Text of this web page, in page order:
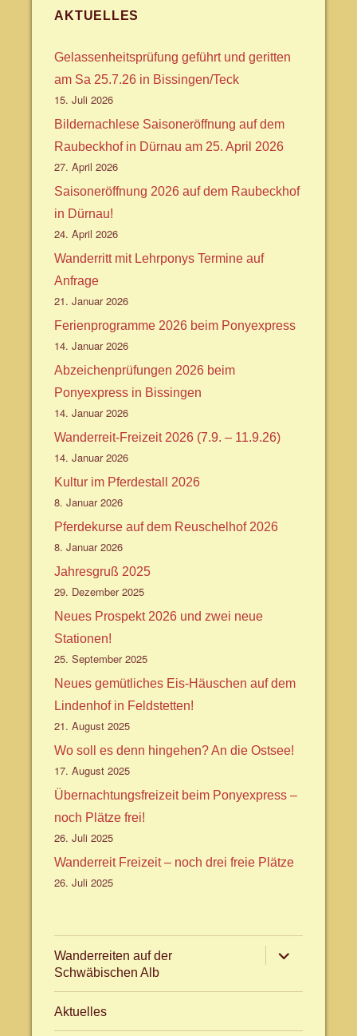
AKTUELLES
Gelassenheitsprüfung geführt und geritten
am Sa 25.7.26 in Bissingen/Teck
15. Juli 2026
Bildernachlese Saisoneröffnung auf dem
Raubeckhof in Dürnau am 25. April 2026
27. April 2026
Saisoneröffnung 2026 auf dem Raubeckhof
in Dürnau!
24. April 2026
Wanderritt mit Lehrponys Termine auf
Anfrage
21. Januar 2026
Ferienprogramme 2026 beim Ponyexpress
14. Januar 2026
Abzeichenprüfungen 2026 beim
Ponyexpress in Bissingen
14. Januar 2026
Wanderreit-Freizeit 2026 (7.9. – 11.9.26)
14. Januar 2026
Kultur im Pferdestall 2026
8. Januar 2026
Pferdekurse auf dem Reuschelhof 2026
8. Januar 2026
Jahresgruß 2025
29. Dezember 2025
Neues Prospekt 2026 und zwei neue
Stationen!
25. September 2025
Neues gemütliches Eis-Häuschen auf dem
Lindenhof in Feldstetten!
21. August 2025
Wo soll es denn hingehen? An die Ostsee!
17. August 2025
Übernachtungsfreizeit beim Ponyexpress –
noch Plätze frei!
26. Juli 2025
Wanderreit Freizeit – noch drei freie Plätze
26. Juli 2025
Wanderreiten auf der
Schwäbischen Alb
Untermenü
anzeigen
Aktuelles